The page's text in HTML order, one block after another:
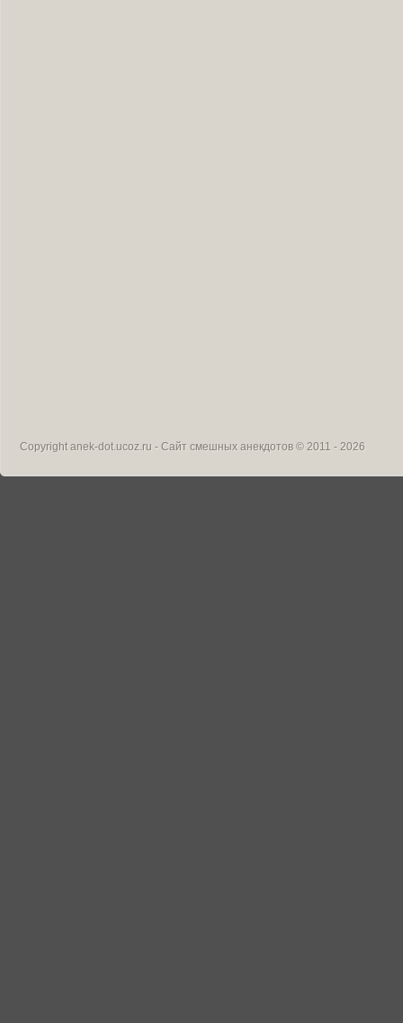
Copyrightanek-dot.ucoz.ru - Сайт смешных анекдотов © 2011 - 2026